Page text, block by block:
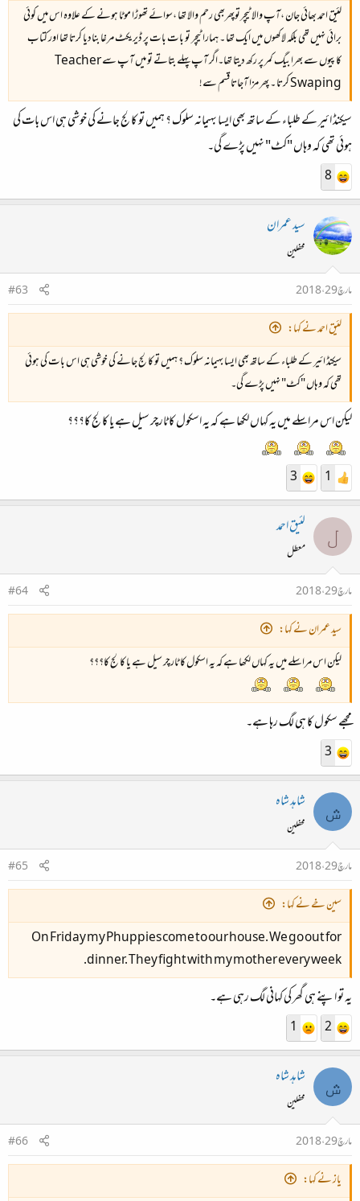
لئیق احمد بھائی جان ،آپ والا ٹیچرتوپھربھی رحم والا تھا ،سوائے تھوڑا موٹا ہونے کے علاوہ اس میں کوئی
برائی نہیں تھی بلکہ لاکھوں میں ایک تھا ۔ ہمارا ٹیچر تو بات بات پر ڈیریکٹ مرغا بنادیا کرتا تھا اور کتاب
کاپیوں سے بھرا بیگ کمر پر رکھ دیتا تھا۔اگر آپ پہلے بتاتے تو میں آپ سے Teacher
Swaping کرتا ۔ پھر مزا آجاتا قسم سے!
سیکنڈ ائیر کے طلباء کے ساتھ بھی ایسا بہیمانہ سلوک ؟ ہمیں تو کالج جانے کی خوشی ہی اس بات کی
ہوئی تھی کہ وہاں "کٹ" نہیں پڑے گی۔
8
سید عمران
محفلین
مارچ 29، 2018
#63
لئیق احمد نے کہا:
سیکنڈ ائیر کے طلباء کے ساتھ بھی ایسا بہیمانہ سلوک ؟ ہمیں تو کالج جانے کی خوشی ہی اس بات کی ہوئی
تھی کہ وہاں "کٹ" نہیں پڑے گی۔
لیکن اس مراسلے میں یہ کہاں لکھا ہے کہ یہ اسکول کا ٹارچر سیل ہے یا کالج کا؟؟؟
1
3
ل لئیق احمد
معطل
مارچ 29، 2018
#64
سید عمران نے کہا:
لیکن اس مراسلے میں یہ کہاں لکھا ہے کہ یہ اسکول کا ٹارچر سیل ہے یا کالج کا؟؟؟
مجھے سکول کا ہی لگ رہا ہے۔
3
ش شاہد شاہ
محفلین
مارچ 29، 2018
#65
سین خے نے کہا:
On Friday my Phuppies come to our house. We go out for
dinner. They fight with my mother every week.
یہ تو اپنے ہی گھر کی کہانی لگ رہی ہے۔
2
1
ش شاہد شاہ
محفلین
مارچ 29، 2018
#66
یاز نے کہا: